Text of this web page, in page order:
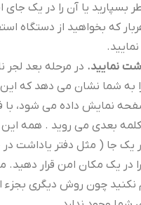
بسپارید یا آن را در یک جای
که بخواهید از دستگاه
نمایید. در مرحله بعد لجر
24 کلمه را به شما نشان می دهد که
نمایش داده می شود، با
بعدی می روید . همه این
یک جا ( مثل دفتر یاداشت
در یک مکان امن قرار دهید.
نکنید چون روش دیگری بجزء